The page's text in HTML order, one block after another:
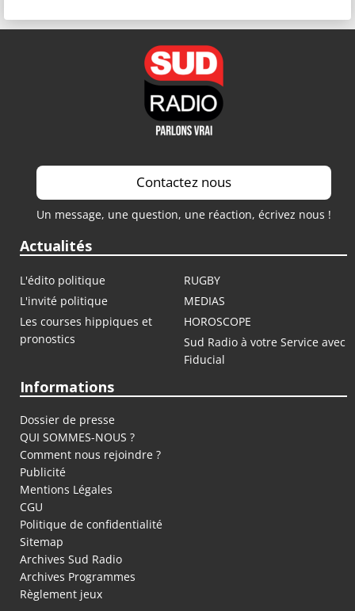
Contactez nous
Un message, une question, une réaction, écrivez nous !
Actualités
L'édito politique
RUGBY
L'invité politique
MEDIAS
Les courses hippiques et
pronostics
HOROSCOPE
Sud Radio à votre Service avec
Fiducial
Informations
Dossier de presse
QUI SOMMES-NOUS ?
Comment nous rejoindre ?
Publicité
Mentions Légales
CGU
Politique de confidentialité
Sitemap
Archives Sud Radio
Archives Programmes
Règlement jeux